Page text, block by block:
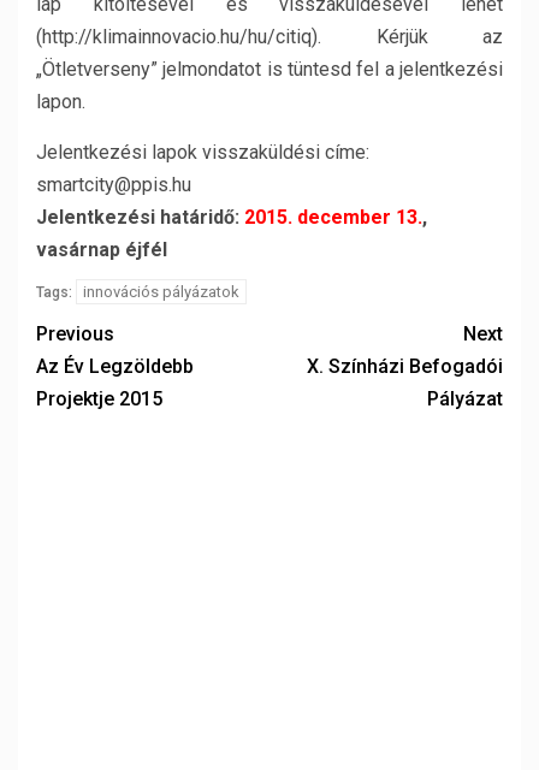
(http://klimainnovacio.hu/hu/citiq). Kérjük az
„Ötletverseny” jelmondatot is tüntesd fel a jelentkezési
lapon.
Jelentkezési lapok visszaküldési címe:
smartcity@ppis.hu
Jelentkezési határidő: 2015. december 13.,
vasárnap éjfél
Tags: innovációs pályázatok
Previous
Az Év Legzöldebb
Projektje 2015
Next
X. Színházi Befogadói
Pályázat